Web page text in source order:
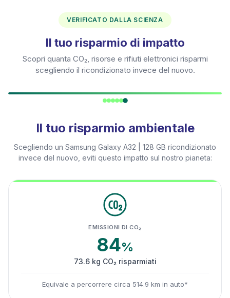
VERIFICATO DALLA SCIENZA
Il tuo risparmio di impatto
Scopri quanta CO₂, risorse e rifiuti elettronici risparmi
scegliendo il ricondizionato invece del nuovo.
Il tuo risparmio ambientale
Scegliendo un Samsung Galaxy A32 | 128 GB ricondizionato
invece del nuovo, eviti questo impatto sul nostro pianeta:
EMISSIONI DI CO₂
84%
73.6 kg CO₂ risparmiati
Equivale a percorrere circa 514.9 km in auto*